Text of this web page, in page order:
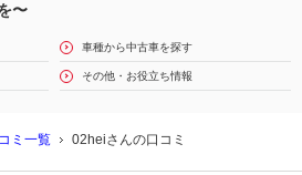
〜
車種から中古車を探す
その他・お役立ち情報
ミ一覧 02heiさんの口コミ